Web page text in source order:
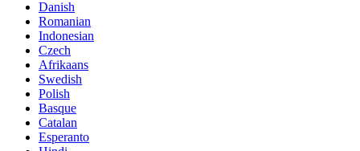
Danish
Romanian
Indonesian
Czech
Afrikaans
Swedish
Polish
Basque
Catalan
Esperanto